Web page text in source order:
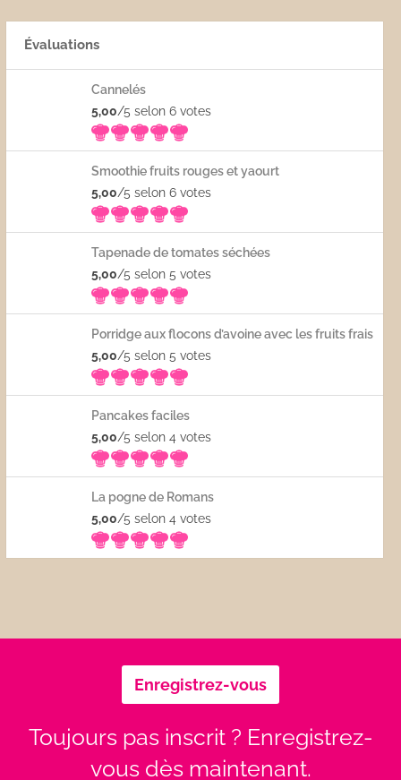
Évaluations
Cannelés
5,00/5 selon 6votes
Smoothie fruits rouges et yaourt
5,00/5 selon 6votes
Tapenade de tomates séchées
5,00/5 selon 5votes
Porridge aux flocons d’avoine avec les fruits frais
5,00/5 selon 5votes
Pancakes faciles
5,00/5 selon 4votes
La pogne de Romans
5,00/5 selon 4votes
Enregistrez-vous
Toujours pas inscrit ? Enregistrez-
vous dès maintenant.